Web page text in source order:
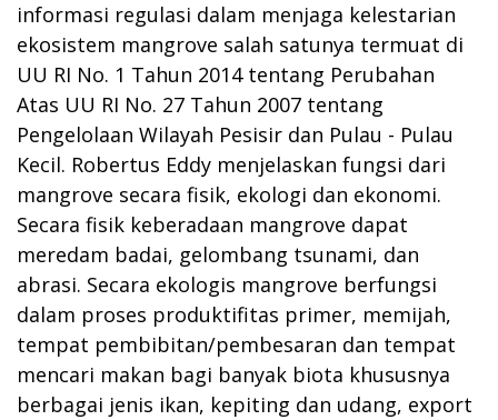
informasi regulasi dalam menjaga kelestarian
ekosistem mangrove salah satunya termuat di
UU RI No. 1 Tahun 2014 tentang Perubahan
Atas UU RI No. 27 Tahun 2007 tentang
Pengelolaan Wilayah Pesisir dan Pulau - Pulau
Kecil. Robertus Eddy menjelaskan fungsi dari
mangrove secara fisik, ekologi dan ekonomi.
Secara fisik keberadaan mangrove dapat
meredam badai, gelombang tsunami, dan
abrasi. Secara ekologis mangrove berfungsi
dalam proses produktifitas primer, memijah,
tempat pembibitan/pembesaran dan tempat
mencari makan bagi banyak biota khususnya
berbagai jenis ikan, kepiting dan udang, export